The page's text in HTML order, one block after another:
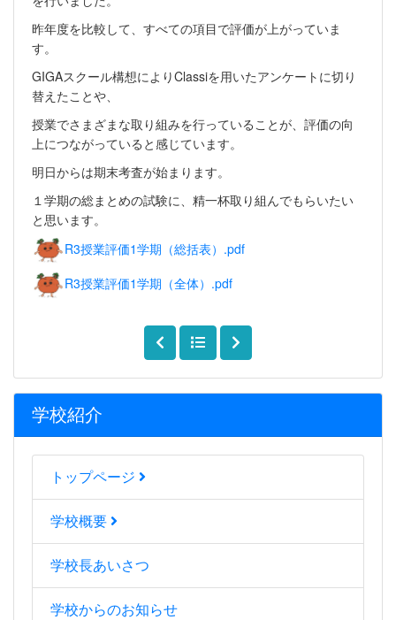
学校紹介
トップページ
学校概要
学校長あいさつ
学校からのお知らせ
昨年度を比較して、すべての項目で評価が上がっていま
す。
GIGAスクール構想によりClassiを用いたアンケートに切り
替えたことや、
授業でさまざまな取り組みを行っていることが、評価の向
上につながっていると感じています。
明日からは期末考査が始まります。
１学期の総まとめの試験に、精一杯取り組んでもらいたい
と思います。
R3授業評価1学期（総括表）.pdf
R3授業評価1学期（全体）.pdf